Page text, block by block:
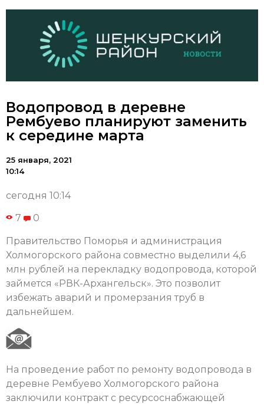
Водопровод в деревне
Рембуево планируют заменить
к середине марта
25 января, 2021
10:14
сегодня 10:14
7 0
Правительство Поморья и администрация
Холмогорского района совместно выделили 4,6
млн рублей на перекладку водопровода, которой
займется «РВК-Архангельск». Это позволит
избежать аварий и промерзания труб в
дальнейшем.
На проведение работ по ремонту водопровода в
деревне Рембуево Холмогорского района
заключили контракт с ресурсоснабжающей